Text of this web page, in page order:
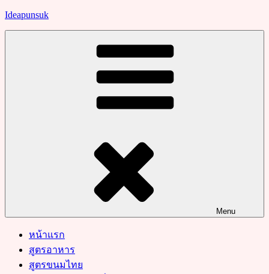
Skip
Ideapunsuk
Menu
หน้าแรก
สูตรอาหาร
สูตรขนมไทย